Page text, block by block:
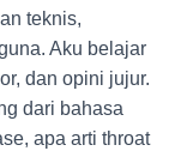
teknis,
Aku belajar
dan opini jujur.
dari bahasa
apa arti throat